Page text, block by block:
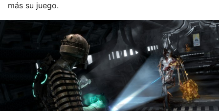
más su juego.